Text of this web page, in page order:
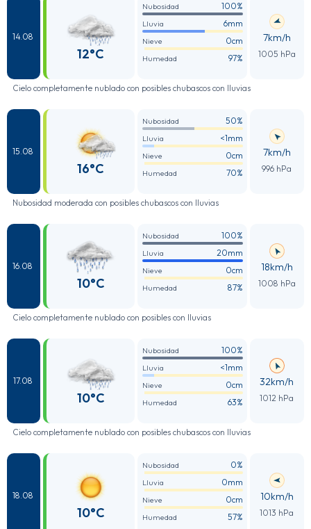
14.08
12°C
Nubosidad 100%
Lluvia 6mm
Nieve 0cm
Humedad 97%
7km/h
1005 hPa
Cielo completamente nublado con posibles chubascos con lluvias
15.08
16°C
Nubosidad 50%
Lluvia <1mm
Nieve 0cm
Humedad 70%
7km/h
996 hPa
Nubosidad moderada con posibles chubascos con lluvias
16.08
10°C
Nubosidad 100%
Lluvia 20mm
Nieve 0cm
Humedad 87%
18km/h
1008 hPa
Cielo completamente nublado con posibles con lluvias
17.08
10°C
Nubosidad 100%
Lluvia <1mm
Nieve 0cm
Humedad 63%
32km/h
1012 hPa
Cielo completamente nublado con posibles chubascos con lluvias
18.08
10°C
Nubosidad 0%
Lluvia 0mm
Nieve 0cm
Humedad 57%
10km/h
1013 hPa